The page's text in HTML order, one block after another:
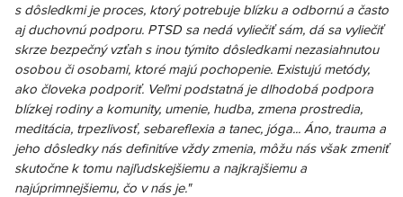
s dôsledkmi je proces, ktorý potrebuje blízku a odbornú a často
aj duchovnú podporu. PTSD sa nedá vyliečiť sám, dá sa vyliečiť
skrze bezpečný vzťah s inou týmito dôsledkami nezasiahnutou
osobou či osobami, ktoré majú pochopenie. Existujú metódy,
ako človeka podporiť. Veľmi podstatná je dlhodobá podpora
blízkej rodiny a komunity, umenie, hudba, zmena prostredia,
meditácia, trpezlivosť, sebareflexia a tanec, jóga... Áno, trauma a
jeho dôsledky nás definitíve vždy zmenia, môžu nás však zmeniť
skutočne k tomu najľudskejšiemu a najkrajšiemu a
najúprimnejšiemu, čo v nás je."